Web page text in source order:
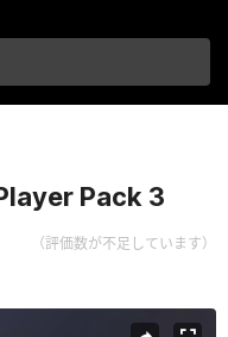
Pack 3
（評価数が不足しています）